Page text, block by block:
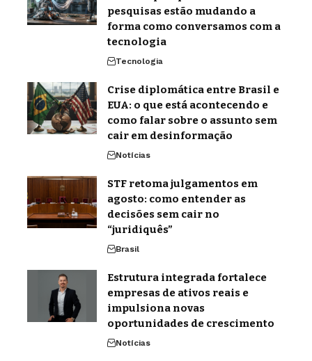
pesquisas estão mudando a
forma como conversamos com a
tecnologia
Tecnologia
Crise diplomática entre Brasil e
EUA: o que está acontecendo e
como falar sobre o assunto sem
cair em desinformação
Notícias
STF retoma julgamentos em
agosto: como entender as
decisões sem cair no
“juridiquês”
Brasil
Estrutura integrada fortalece
empresas de ativos reais e
impulsiona novas
oportunidades de crescimento
Notícias